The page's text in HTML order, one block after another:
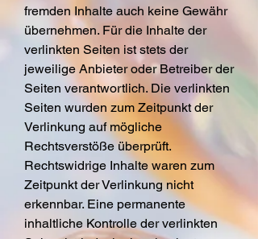
fremden Inhalte auch keine Gewähr
übernehmen. Für die Inhalte der
verlinkten Seiten ist stets der
jeweilige Anbieter oder Betreiber der
Seiten verantwortlich. Die verlinkten
Seiten wurden zum Zeitpunkt der
Verlinkung auf mögliche
Rechtsverstöße überprüft.
Rechtswidrige Inhalte waren zum
Zeitpunkt der Verlinkung nicht
erkennbar. Eine permanente
inhaltliche Kontrolle der verlinkten